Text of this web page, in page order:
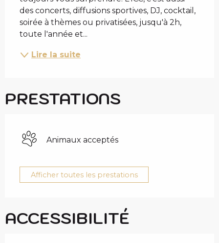
des concerts, diffusions sportives, DJ, cocktail,
soirée à thèmes ou privatisées, jusqu'à 2h,
toute l'année et...
Lire la suite
PRESTATIONS
Animaux acceptés
Afficher toutes les prestations
ACCESSIBILITÉ